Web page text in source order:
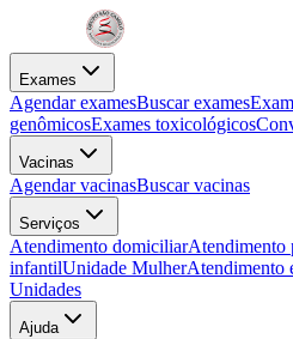
Exames
Agendar examesBuscar exames
genômicosExames toxicológicos
Vacinas
Agendar vacinasBuscar vacinas
Serviços
Atendimento domiciliarAtendimento
infantilUnidade MulherAtendimento
Unidades
Ajuda